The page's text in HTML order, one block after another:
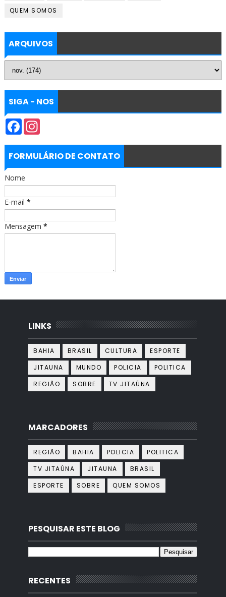
QUEM SOMOS
ARQUIVOS
SIGA - NOS
F
e
b
o
k
I
t
a
r
m
FORMULÁRIO DE CONTATO
Nome
E-mail *
Mensagem *
LINKS
BAHIA BRASIL CULTURA
ESPORTE
JITAUNA
MUNDO POLICIA
POLITICA
REGIÃO
SOBRE TV JITAÚNA
MARCADORES
REGIÃO BAHIA POLICIA
POLITICA
TV JITAÚNA
JITAUNA
BRASIL
ESPORTE
SOBRE QUEM SOMOS
PESQUISAR ESTE BLOG
RECENTES